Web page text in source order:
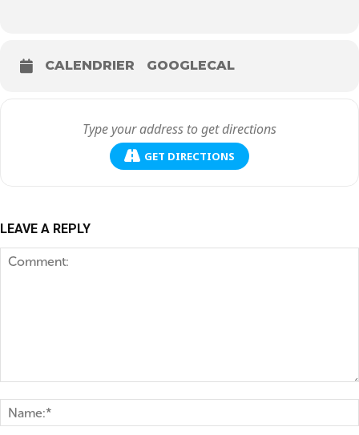
CALENDRIER GOOGLECAL
GET DIRECTIONS
LEAVE A REPLY